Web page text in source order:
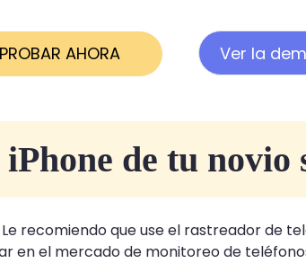
PROBAR AHORA Ver la
de tu novio
recomiendo que use el rastreador de
en el mercado de monitoreo de